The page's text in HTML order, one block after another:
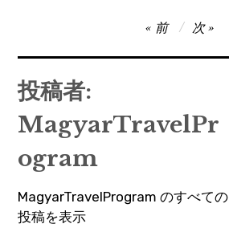
稿
ナ
ビ
ゲ
ー
シ
ョ
前 次
投稿者:
MagyarTravelPr
ogram
MagyarTravelProgram のすべての
投稿を表示